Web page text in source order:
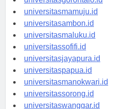
universitasgorontalo.id
universitasmamuju.id
universitasambon.id
universitasmaluku.id
universitassofifi.id
universitasjayapura.id
universitaspapua.id
universitasmanokwari.id
universitassorong.id